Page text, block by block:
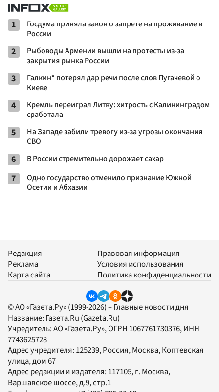
1
Госдума приняла закон о запрете на проживание в
России
2
Рыбоводы Армении вышли на протесты из-за
закрытия рынка России
3
Галкин* потерял дар речи после слов Пугачевой о
Киеве
4
Кремль переиграл Литву: хитрость с Калининградом
сработала
5
На Западе забили тревогу из-за угрозы окончания
СВО
6 В России стремительно дорожает сахар
7
Одно государство отменило признание Южной
Осетии и Абхазии
Редакция
Реклама
Карта сайта
Правовая информация
Условия использования
Политика конфиденциальности
© АО «Газета.Ру» (1999-2026) – Главные новости дня
Название: Газета.Ru (Gazeta.Ru)
Учредитель:АО «Газета.Ру», ОГРН 1067761730376, ИНН
7743625728
Адрес учредителя: 125239, Россия, Москва, Коптевская
улица, дом 67
Адрес редакции и издателя: 117105, г. Москва,
Варшавское шоссе, д.9, стр.1